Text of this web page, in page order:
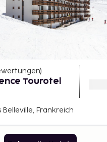
)
Tourotel
Belleville, Frankreich